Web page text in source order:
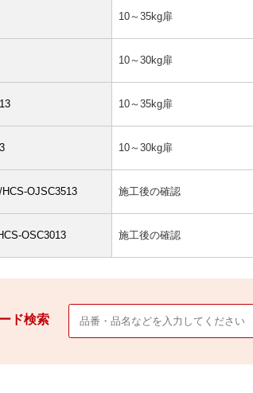
10～35kg扉
10～30kg扉
10～35kg扉
10～30kg扉
OJSC3513 施工後の確認
OSC3013 施工後の確認
ド検索